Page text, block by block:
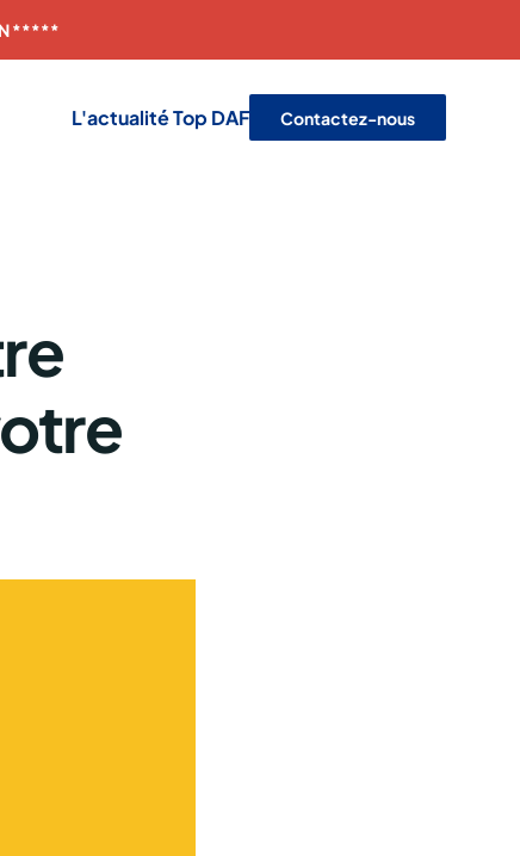
*****
L'actualité Top DAF Contactez-nous